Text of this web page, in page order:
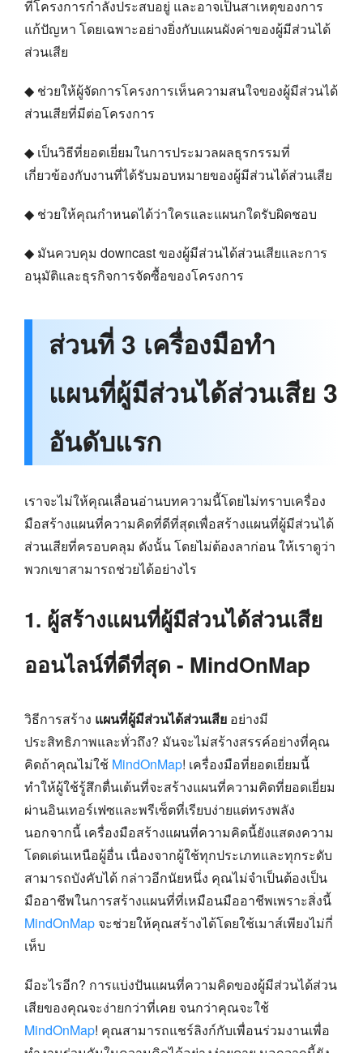
ที่โครงการกำลังประสบอยู่ และอาจเป็นสาเหตุของการ
แก้ปัญหา โดยเฉพาะอย่างยิ่งกับแผนผังค่าของผู้มีส่วนได้
ส่วนเสีย
◆ ช่วยให้ผู้จัดการโครงการเห็นความสนใจของผู้มีส่วนได้
ส่วนเสียที่มีต่อโครงการ
◆ เป็นวิธีที่ยอดเยี่ยมในการประมวลผลธุรกรรมที่
เกี่ยวข้องกับงานที่ได้รับมอบหมายของผู้มีส่วนได้ส่วนเสีย
◆ ช่วยให้คุณกำหนดได้ว่าใครและแผนกใดรับผิดชอบ
◆ มันควบคุม downcast ของผู้มีส่วนได้ส่วนเสียและการ
อนุมัติและธุรกิจการจัดซื้อของโครงการ
ส่วนที่ 3 เครื่องมือทำ
แผนที่ผู้มีส่วนได้ส่วนเสีย 3
อันดับแรก
เราจะไม่ให้คุณเลื่อนอ่านบทความนี้โดยไม่ทราบเครื่อง
มือสร้างแผนที่ความคิดที่ดีที่สุดเพื่อสร้างแผนที่ผู้มีส่วนได้
ส่วนเสียที่ครอบคลุม ดังนั้น โดยไม่ต้องลาก่อน ให้เราดูว่า
พวกเขาสามารถช่วยได้อย่างไร
1. ผู้สร้างแผนที่ผู้มีส่วนได้ส่วนเสีย
ออนไลน์ที่ดีที่สุด - MindOnMap
วิธีการสร้าง แผนที่ผู้มีส่วนได้ส่วนเสีย อย่างมี
ประสิทธิภาพและทั่วถึง? มันจะไม่สร้างสรรค์อย่างที่คุณ
คิดถ้าคุณไม่ใช้ MindOnMap! เครื่องมือที่ยอดเยี่ยมนี้
ทำให้ผู้ใช้รู้สึกตื่นเต้นที่จะสร้างแผนที่ความคิดที่ยอดเยี่ยม
ผ่านอินเทอร์เฟซและพรีเซ็ตที่เรียบง่ายแต่ทรงพลัง
นอกจากนี้ เครื่องมือสร้างแผนที่ความคิดนี้ยังแสดงความ
โดดเด่นเหนือผู้อื่น เนื่องจากผู้ใช้ทุกประเภทและทุกระดับ
สามารถบังคับได้ กล่าวอีกนัยหนึ่ง คุณไม่จำเป็นต้องเป็น
มืออาชีพในการสร้างแผนที่ที่เหมือนมืออาชีพเพราะสิ่งนี้
MindOnMap จะช่วยให้คุณสร้างได้โดยใช้เมาส์เพียงไม่กี่
เห็บ
มีอะไรอีก? การแบ่งปันแผนที่ความคิดของผู้มีส่วนได้ส่วน
เสียของคุณจะง่ายกว่าที่เคย จนกว่าคุณจะใช้
MindOnMap! คุณสามารถแชร์ลิงก์กับเพื่อนร่วมงานเพื่อ